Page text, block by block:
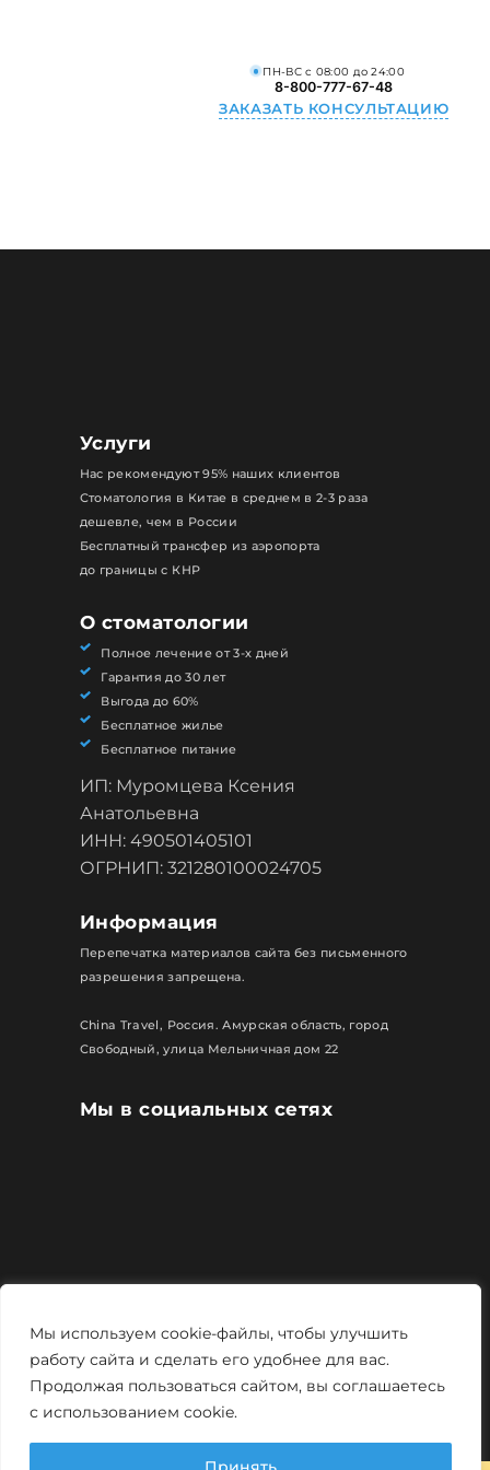
Мы используем cookie-файлы, чтобы улучшить
работу сайта и сделать его удобнее для вас.
Продолжая пользоваться сайтом, вы соглашаетесь
с использованием cookie.
ПН-ВС с 08:00 до 24:00
8-800-777-67-48
ЗАКАЗАТЬ КОНСУЛЬТАЦИЮ
Мы в социальных сетях
Услуги
Нас рекомендуют 95% наших клиентов
Стоматология в Китае в среднем в 2-3 раза
дешевле, чем в России
Бесплатный трансфер из аэропорта
до границы с КНР
О стоматологии
Полное лечение от 3-х дней
Гарантия до 30 лет
Выгода до 60%
Бесплатное жилье
Бесплатное питание
ИП: Муромцева Ксения
Анатольевна
ИНН: 490501405101
ОГРНИП: 321280100024705
Информация
Перепечатка материалов сайта без письменного
разрешения запрещена.
China Travel, Россия. Амурская область, город
Свободный, улица Мельничная дом 22
Политика конфиденциальности
Мощно и креативно отMonstro-studio